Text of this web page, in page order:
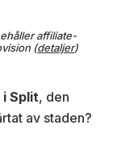
affiliate-
(detaljer)
i Split, den
av staden?